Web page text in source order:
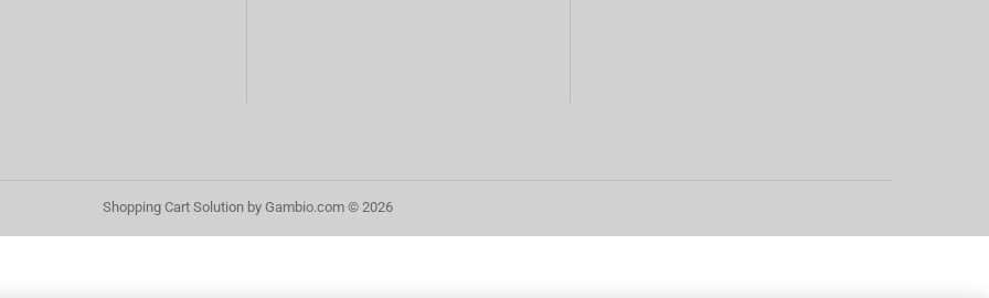
Shopping Cart Solutionby Gambio.com © 2026